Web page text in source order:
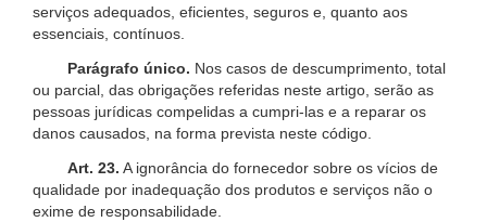
serviços adequados, eficientes, seguros e, quanto aos
essenciais, contínuos.
Parágrafo único. Nos casos de descumprimento, total
ou parcial, das obrigações referidas neste artigo, serão as
pessoas jurídicas compelidas a cumpri-las e a reparar os
danos causados, na forma prevista neste código.
Art. 23. A ignorância do fornecedor sobre os vícios de
qualidade por inadequação dos produtos e serviços não o
exime de responsabilidade.